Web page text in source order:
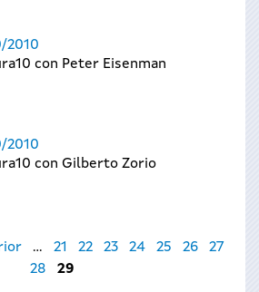
2010
con Peter Eisenman
2010
con Gilberto Zorio
… 21 22 23 24 25 26
27
28
29